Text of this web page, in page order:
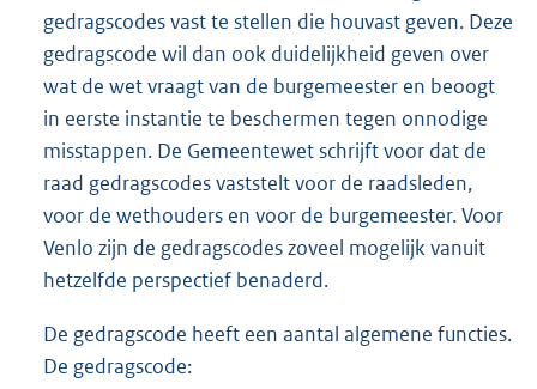
gedragscodes vast te stellen die houvast geven. Deze
gedragscode wil dan ook duidelijkheid geven over
wat de wet vraagt van de burgemeester en beoogt
in eerste instantie te beschermen tegen onnodige
misstappen. De Gemeentewet schrijft voor dat de
raad gedragscodes vaststelt voor de raadsleden,
voor de wethouders en voor de burgemeester. Voor
Venlo zijn de gedragscodes zoveel mogelijk vanuit
hetzelfde perspectief benaderd.
De gedragscode heeft een aantal algemene functies.
De gedragscode: